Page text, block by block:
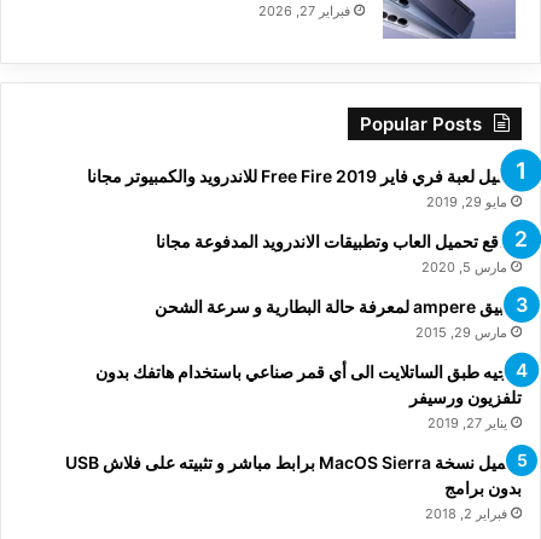
فبراير 27, 2026
Popular Posts
تحميل لعبة فري فاير Free Fire 2019 للاندرويد والكمبيوتر مجانا
مايو 29, 2019
مواقع تحميل العاب وتطبيقات الاندرويد المدفوعة مجانا
مارس 5, 2020
تطبيق ampere لمعرفة حالة البطارية و سرعة الشحن
مارس 29, 2015
توجيه طبق الساتلايت الى أي قمر صناعي باستخدام هاتفك بدون
تلفزيون ورسيفر
يناير 27, 2019
تحميل نسخة MacOS Sierra برابط مباشر و تثبيته على فلاش USB
بدون برامج
فبراير 2, 2018